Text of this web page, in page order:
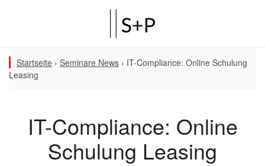
Startseite › Seminare News › IT-Compliance: Online Schulung
Leasing
IT-Compliance: Online
Schulung Leasing